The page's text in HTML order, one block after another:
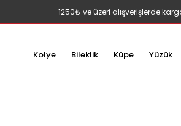
1250₺ ve üzeri alışverişlerde
Kolye Bileklik Küpe Yüzük